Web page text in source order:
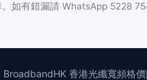
如有錯漏請 WhatsApp 5228
香港光纖寬頻格價